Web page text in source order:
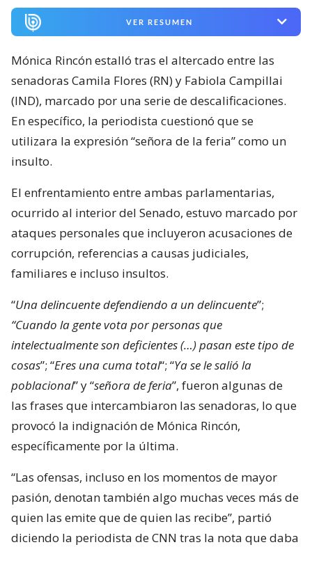
VER RESUMEN
Mónica Rincón estalló tras el altercado entre las
senadoras Camila Flores (RN) y Fabiola Campillai
(IND), marcado por una serie de descalificaciones.
En específico, la periodista cuestionó que se
utilizara la expresión “señora de la feria” como un
insulto.
El enfrentamiento entre ambas parlamentarias,
ocurrido al interior del Senado, estuvo marcado por
ataques personales que incluyeron acusaciones de
corrupción, referencias a causas judiciales,
familiares e incluso insultos.
“Una delincuente defendiendo a un delincuente”;
“Cuando la gente vota por personas que
intelectualmente son deficientes (…) pasan este tipo de
cosas”; “Eres una cuma total“; “Ya se le salió la
poblacional” y “señora de feria”, fueron algunas de
las frases que intercambiaron las senadoras, lo que
provocó la indignación de Mónica Rincón,
específicamente por la última.
“Las ofensas, incluso en los momentos de mayor
pasión, denotan también algo muchas veces más de
quien las emite que de quien las recibe”, partió
diciendo la periodista de CNN tras la nota que daba